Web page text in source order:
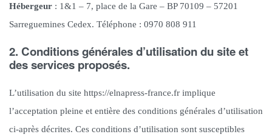
Hébergeur : 1&1 – 7, place de la Gare – BP 70109 – 57201
Sarreguemines Cedex. Téléphone : 0970 808 911
2. Conditions générales d’utilisation du site et
des services proposés.
L’utilisation du site https://elnapress-france.fr implique
l’acceptation pleine et entière des conditions générales d’utilisation
ci-après décrites. Ces conditions d’utilisation sont susceptibles